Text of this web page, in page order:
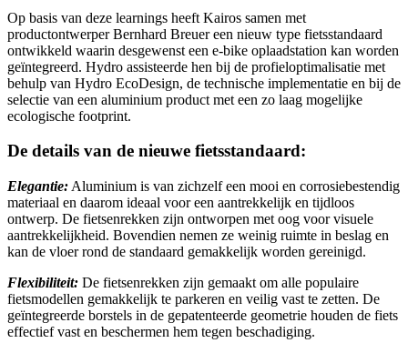
Op basis van deze learnings heeft Kairos samen met
productontwerper Bernhard Breuer een nieuw type fietsstandaard
ontwikkeld waarin desgewenst een e-bike oplaadstation kan worden
geïntegreerd. Hydro assisteerde hen bij de profieloptimalisatie met
behulp van Hydro EcoDesign, de technische implementatie en bij de
selectie van een aluminium product met een zo laag mogelijke
ecologische footprint.
De details van de nieuwe fietsstandaard:
Elegantie: Aluminium is van zichzelf een mooi en corrosiebestendig
materiaal en daarom ideaal voor een aantrekkelijk en tijdloos
ontwerp. De fietsenrekken zijn ontworpen met oog voor visuele
aantrekkelijkheid. Bovendien nemen ze weinig ruimte in beslag en
kan de vloer rond de standaard gemakkelijk worden gereinigd.
Flexibiliteit: De fietsenrekken zijn gemaakt om alle populaire
fietsmodellen gemakkelijk te parkeren en veilig vast te zetten. De
geïntegreerde borstels in de gepatenteerde geometrie houden de fiets
effectief vast en beschermen hem tegen beschadiging.